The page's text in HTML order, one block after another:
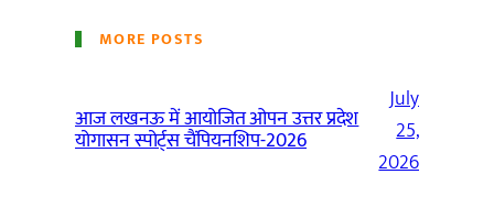
MORE POSTS
आज लखनऊ में आयोजित ओपन उत्तर प्रदेश
योगासन स्पोर्ट्स चैंपियनशिप-2026
July
25,
2026